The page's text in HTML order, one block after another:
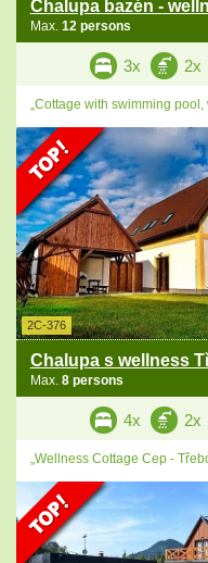
Chalupa bazén -
Max. 12 persons
3x 2x
„Cottage with swimming
2C-376
Chalupa s wellness
Max. 8 persons
4x 2x
„Wellness Cottage Cep -